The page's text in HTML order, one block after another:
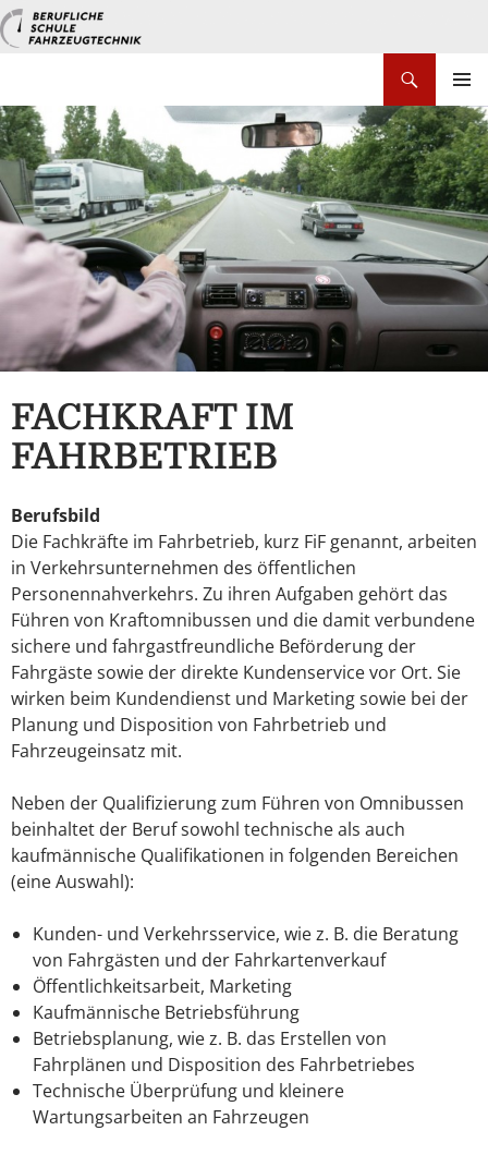
Zum
Inhalt
MENÜ
FACHKRAFT IM
FAHRBETRIEB
Berufsbild
Die Fachkräfte im Fahrbetrieb, kurz FiF genannt, arbeiten
in Verkehrsunternehmen des öffentlichen
Personennahverkehrs. Zu ihren Aufgaben gehört das
Führen von Kraftomnibussen und die damit verbundene
sichere und fahrgastfreundliche Beförderung der
Fahrgäste sowie der direkte Kundenservice vor Ort. Sie
wirken beim Kundendienst und Marketing sowie bei der
Planung und Disposition von Fahrbetrieb und
Fahrzeugeinsatz mit.
Neben der Qualifizierung zum Führen von Omnibussen
beinhaltet der Beruf sowohl technische als auch
kaufmännische Qualifikationen in folgenden Bereichen
(eine Auswahl):
Kunden- und Verkehrsservice, wie z. B. die Beratung
von Fahrgästen und der Fahrkartenverkauf
Öffentlichkeitsarbeit, Marketing
Kaufmännische Betriebsführung
Betriebsplanung, wie z. B. das Erstellen von
Fahrplänen und Disposition des Fahrbetriebes
Technische Überprüfung und kleinere
Wartungsarbeiten an Fahrzeugen